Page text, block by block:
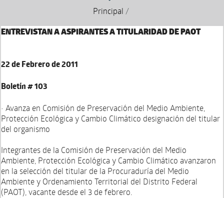
Principal /
ENTREVISTAN A ASPIRANTES A TITULARIDAD DE PAOT
22 de Febrero de 2011
Boletín # 103
• Avanza en Comisión de Preservación del Medio Ambiente,
Protección Ecológica y Cambio Climático designación del titular
del organismo
Integrantes de la Comisión de Preservación del Medio
Ambiente, Protección Ecológica y Cambio Climático avanzaron
en la selección del titular de la Procuraduría del Medio
Ambiente y Ordenamiento Territorial del Distrito Federal
(PAOT), vacante desde el 3 de febrero.